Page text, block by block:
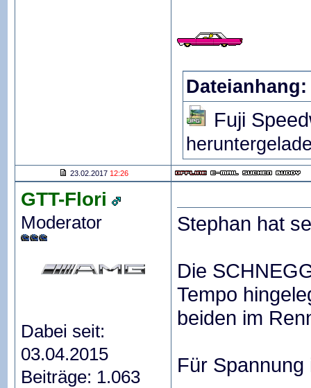
Dateianhang:
Fuji
23.02.2017 12:26
GTT-Flori
Moderator
Dabei seit:
03.04.2015
Beiträge: 1.063
Stephan hat
Die
Tempo
beiden im
Für